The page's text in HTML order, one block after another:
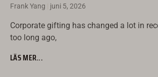
Frank Yang juni 5, 2026
Corporate gifting has changed a lot in
too long ago,
LÄS MER...